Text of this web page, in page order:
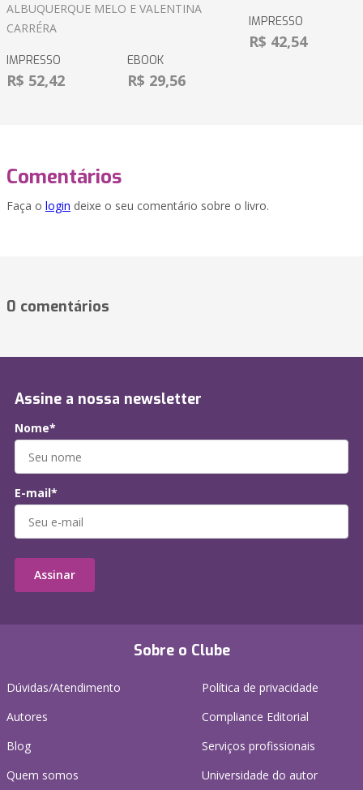
ALBUQUERQUE MELO E VALENTINA
CARRÉRA
IMPRESSO
R$ 52,42
EBOOK
R$ 29,56
IMPRESSO
R$ 42,54
Comentários
Faça o login deixe o seu comentário sobre o livro.
0 comentários
Sobre o Clube
Dúvidas/Atendimento
Autores
Blog
Quem somos
Política de privacidade
Compliance Editorial
Serviços profissionais
Universidade do autor
Assine a nossa newsletter
Nome*
E-mail*
Assinar